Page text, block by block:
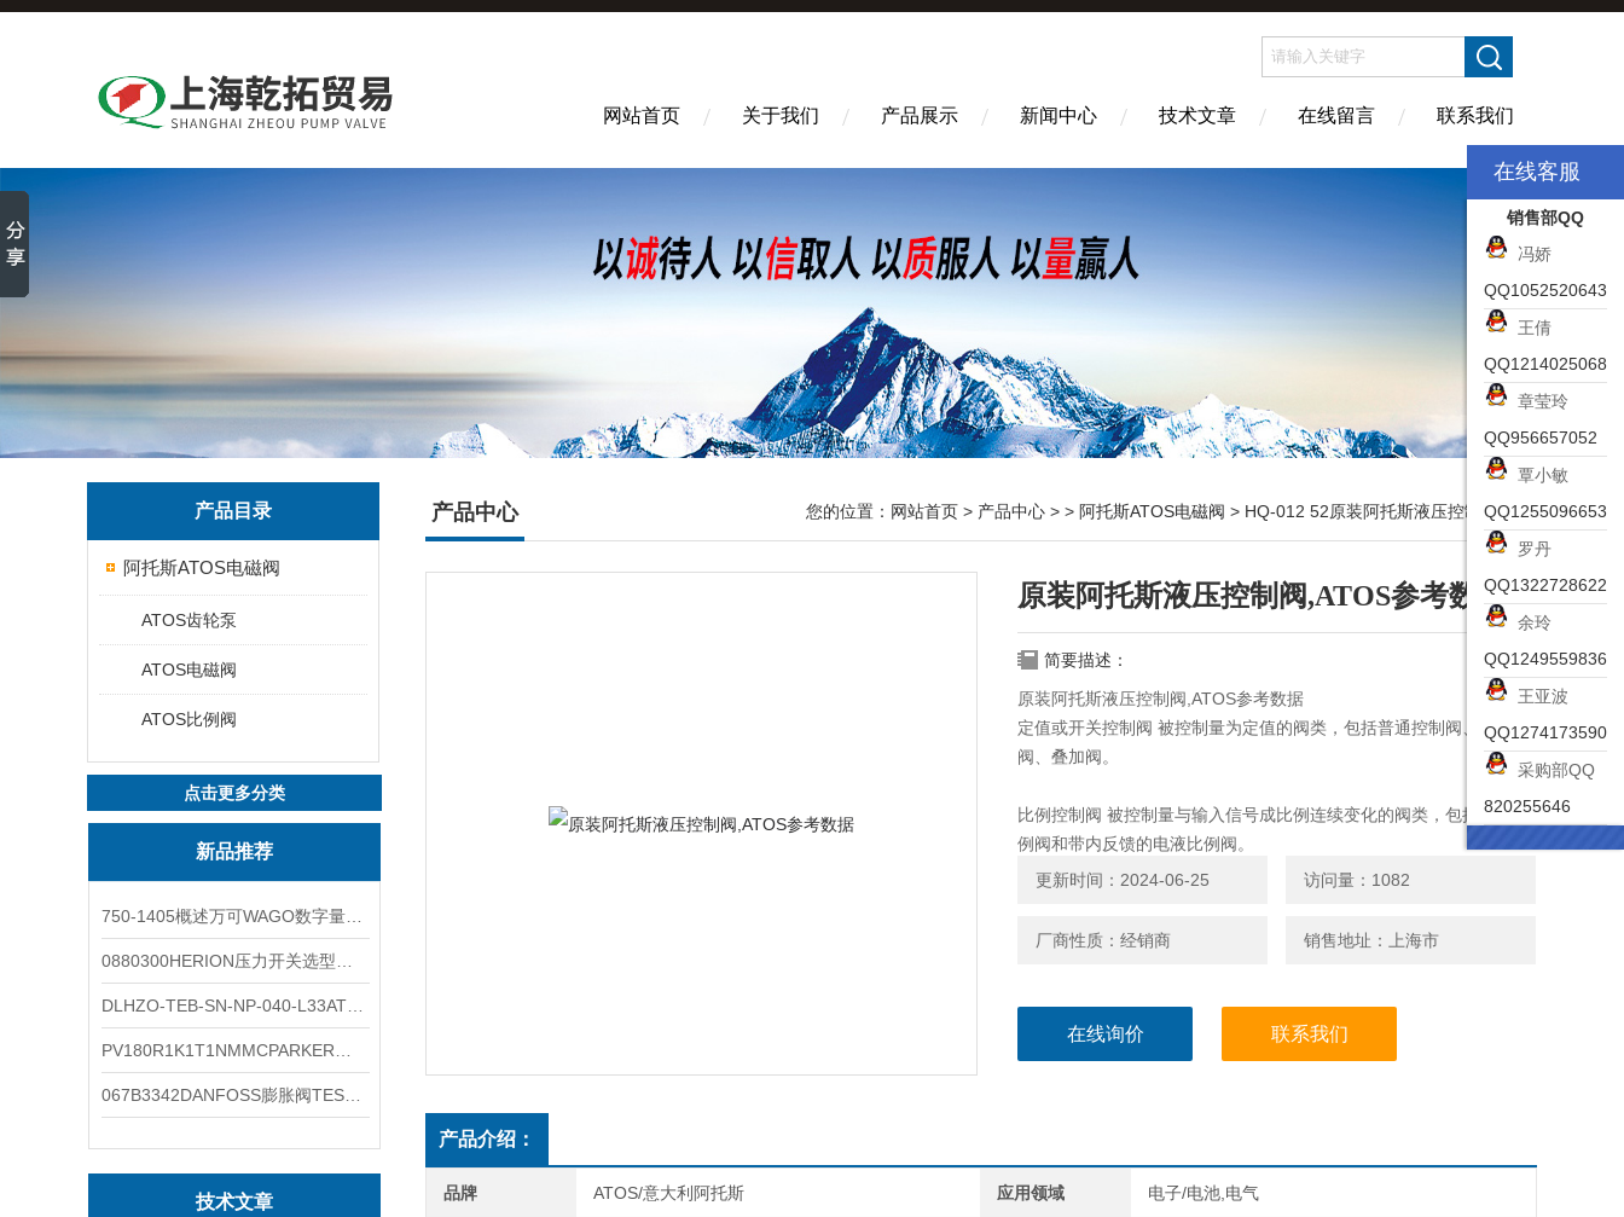
网站首页 关于我们 产品展示 新闻中心 技术文章 在线留言 联系我们
产品目录
阿托斯ATOS电磁阀
ATOS齿轮泵
ATOS电磁阀
ATOS比例阀
点击更多分类
新品推荐
技术文章
产品中心 您的位置： 网站首页 > 产品中心 > > 阿托斯ATOS电磁阀 > HQ-012 52原装阿托斯液压控制阀,ATOS参考数据
原装阿托斯液压控制阀,ATOS参考数据
简要描述：
原装阿托斯液压控制阀,ATOS参考数据
定值或开关控制阀 被控制量为定值的阀类，包括普通控制阀、插装
阀、叠加阀。
比例控制阀 被控制量与输入信号成比例连续变化的阀类，包括普通比
例阀和带内反馈的电液比例阀。
的阀类，包括机液伺服阀和电液伺服阀。
更新时间：2024-06-25 访问量：1082
厂商性质：经销商 销售地址：上海市
在线询价 联系我们
产品介绍：
品牌 ATOS/意大利阿托斯 应用领域 电子/电池,电气
在线客服
销售部QQ
冯娇
QQ1052520643
王倩
QQ1214025068
章莹玲
QQ956657052
覃小敏
QQ1255096653
罗丹
QQ1322728622
余玲
QQ1249559836
王亚波
QQ1274173590
采购部QQ
820255646